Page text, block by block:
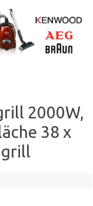
2000W,
38 x